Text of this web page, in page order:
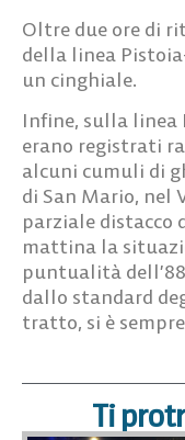
Oltre due ore di
della linea
un cinghiale.
Infine, sulla linea
erano registrati
alcuni cumuli di
di San Mario, nel
parziale distacco
mattina la
puntualità
dallo standard
tratto, si è
Ti